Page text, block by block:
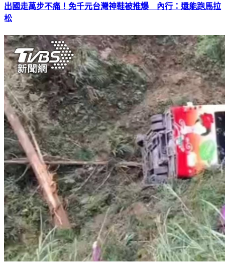
出國走萬步不痛！免千元台灣神鞋被推爆 內行：還能跑馬拉
松